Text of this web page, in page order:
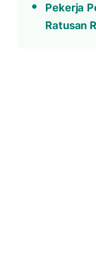
Pekerja
Ratusan